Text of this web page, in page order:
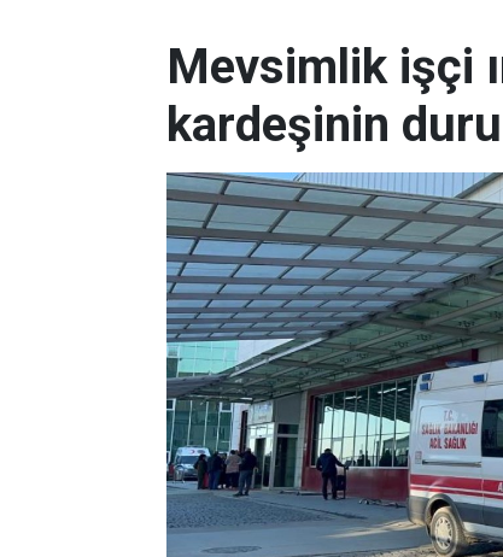
Mevsimlik işçi
kardeşinin